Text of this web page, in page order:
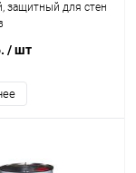
защитный для стен
/ шт